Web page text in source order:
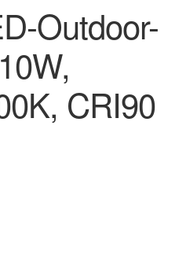
Outdoor-
CRI90